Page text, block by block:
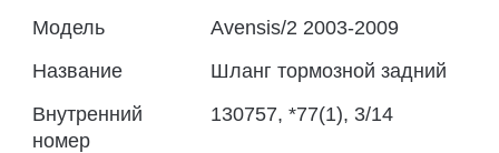
Модель
Avensis/2 2003-2009
Название
Шланг тормозной задний
Внутренний
номер
130757, *77(1), 3/14